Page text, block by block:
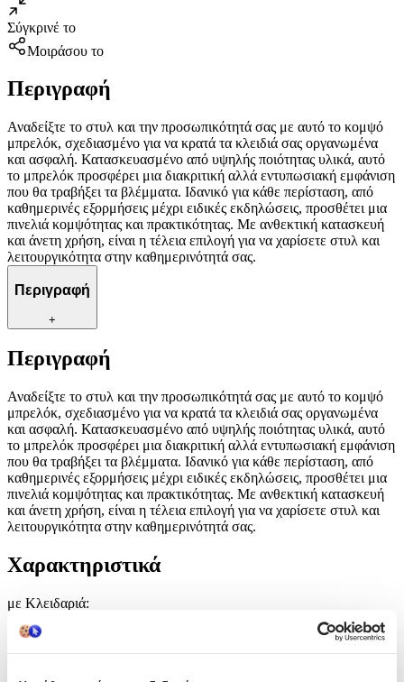
Σύγκρινέ το
Μοιράσου το
Περιγραφή
Αναδείξτε το στυλ και την προσωπικότητά σας με αυτό το κομψό
μπρελόκ, σχεδιασμένο για να κρατά τα κλειδιά σας οργανωμένα
και ασφαλή. Κατασκευασμένο από υψηλής ποιότητας υλικά, αυτό
το μπρελόκ προσφέρει μια διακριτική αλλά εντυπωσιακή εμφάνιση
που θα τραβήξει τα βλέμματα. Ιδανικό για κάθε περίσταση, από
καθημερινές εξορμήσεις μέχρι ειδικές εκδηλώσεις, προσθέτει μια
πινελιά κομψότητας και πρακτικότητας. Με ανθεκτική κατασκευή
και άνετη χρήση, είναι η τέλεια επιλογή για να χαρίσετε στυλ και
λειτουργικότητα στην καθημερινότητά σας.
Περιγραφή
+
Περιγραφή
Αναδείξτε το στυλ και την προσωπικότητά σας με αυτό το κομψό
μπρελόκ, σχεδιασμένο για να κρατά τα κλειδιά σας οργανωμένα
και ασφαλή. Κατασκευασμένο από υψηλής ποιότητας υλικά, αυτό
το μπρελόκ προσφέρει μια διακριτική αλλά εντυπωσιακή εμφάνιση
που θα τραβήξει τα βλέμματα. Ιδανικό για κάθε περίσταση, από
καθημερινές εξορμήσεις μέχρι ειδικές εκδηλώσεις, προσθέτει μια
πινελιά κομψότητας και πρακτικότητας. Με ανθεκτική κατασκευή
και άνετη χρήση, είναι η τέλεια επιλογή για να χαρίσετε στυλ και
λειτουργικότητα στην καθημερινότητά σας.
Χαρακτηριστικά
με Κλειδαριά: